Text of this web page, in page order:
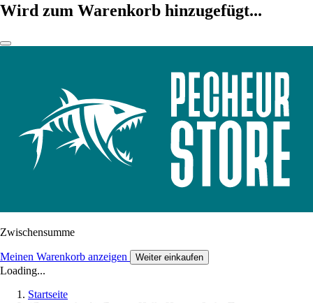
Wird zum Warenkorb hinzugefügt...
Zwischensumme
Meinen Warenkorb anzeigen Weiter einkaufen
Loading...
Startseite